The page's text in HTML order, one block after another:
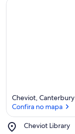
Cheviot, Canterbury
Confira no mapa
Cheviot Library
Place,